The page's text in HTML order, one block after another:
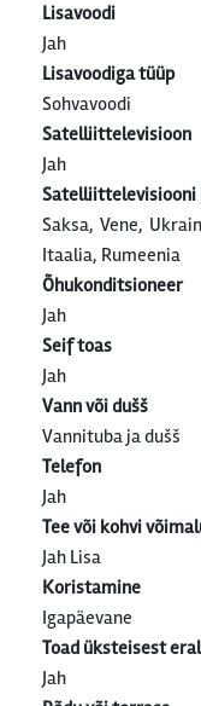
Lisavoodi
Jah
Lisavoodiga tüüp
Sohvavoodi
Satelliittelevisioon
Jah
Satelliittelevisiooni
Saksa, Vene,
Itaalia, Rumeenia
Õhukonditsioneer
Jah
Seif toas
Jah
Vann või dušš
Vannituba ja dušš
Telefon
Jah
Tee või kohvi
Jah Lisa
Koristamine
Igapäevane
Toad üksteisest
Jah